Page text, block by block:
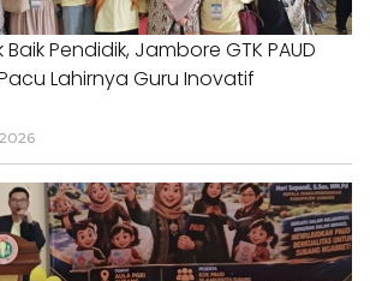
Pendidik, Jambore GTK PAUD
Lahirnya Guru Inovatif